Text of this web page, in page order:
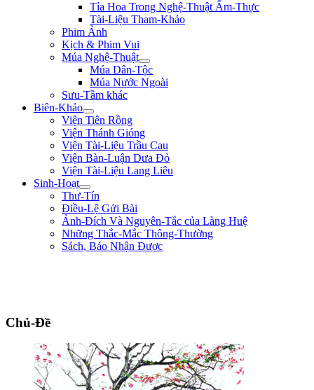
Tỉa Hoa Trong Nghệ-Thuật Ẩm-Thực
Tài-Liệu Tham-Khảo
Phim Ảnh
Kịch & Phim Vui
Múa Nghệ-Thuật
Múa Dân-Tộc
Múa Nước Ngoài
Sưu-Tầm khác
Biên-Khảo
Viện Tiên Rồng
Viện Thánh Gióng
Viện Tài-Liệu Trầu Cau
Viện Bàn-Luận Dưa Đỏ
Viện Tài-Liệu Lang Liêu
Sinh-Hoạt
Thư-Tín
Điều-Lệ Gửi Bài
Ảnh-Đích Và Nguyên-Tắc của Làng Huệ
Những Thắc-Mắc Thông-Thường
Sách, Báo Nhận Được
Chủ-Đề